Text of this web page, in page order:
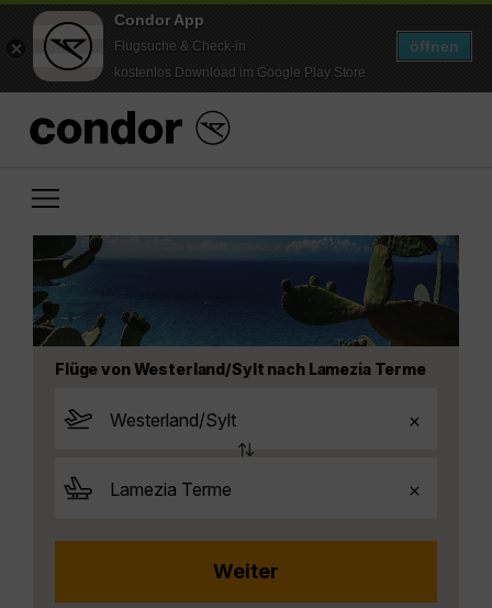
Condor App
Flugsuche & Check-in
kostenlos Download im Google Play Store
öffnen
Flüge von Westerland/Sylt nach Lamezia Terme